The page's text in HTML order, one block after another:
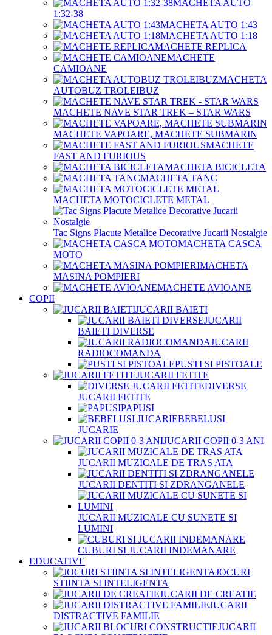
MACHETA AUTO
1:32-38
MACHETA AUTO 1:43
MACHETA AUTO 1:18
MACHETE REPLICA
MACHETE
CAMIOANE
MACHETA
AUTOBUZ TROLEIBUZ
MACHETE NAVE STAR TREK – STAR WARS
MACHETE VAPOARE, MACHETE SUBMARIN
MACHETE
FAST AND FURIOUS
MACHETA BICICLETA
MACHETA TANC
MACHETA MOTOCICLETE METAL
Tac Signs Placute Metalice Decorative Jucarii Nostalgie
MACHETA CASCA
MOTO
MACHETA
MASINA POMPIERI
MACHETE AVIOANE
COPII
JUCARII BAIETI
JUCARII
BAIETI DIVERSE
JUCARII
RADIOCOMANDA
PUSTI SI PISTOALE
JUCARII FETITE
DIVERSE
JUCARII FETITE
PAPUSI
BEBELUSI
JUCARIE
JUCARII COPII 0-3 ANI
JUCARII MUZICALE DE TRAS ATA
JUCARII DENTITI SI ZDRANGANELE
JUCARII MUZICALE CU SUNETE SI
LUMINI
CUBURI SI JUCARII INDEMANARE
EDUCATIVE
JOCURI
STIINTA SI INTELIGENTA
JUCARII DE CREATIE
JUCARII
DISTRACTIVE FAMILIE
JUCARII